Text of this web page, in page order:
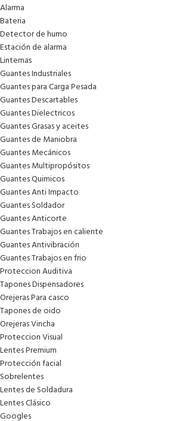
Alarma
Bateria
Detector de humo
Estación de alarma
Linternas
Guantes Industriales
Guantes para Carga Pesada
Guantes Descartables
Guantes Dielectricos
Guantes Grasas y aceites
Guantes de Maniobra
Guantes Mecánicos
Guantes Multipropósitos
Guantes Quimicos
Guantes Anti Impacto
Guantes Soldador
Guantes Anticorte
Guantes Trabajos en caliente
Guantes Antivibración
Guantes Trabajos en frio
Proteccion Auditiva
Tapones Dispensadores
Orejeras Para casco
Tapones de oido
Orejeras Vincha
Proteccion Visual
Lentes Premium
Protección facial
Sobrelentes
Lentes de Soldadura
Lentes Clásico
Googles